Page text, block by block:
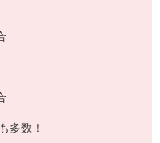
くご愛飲いただいてい
ミュニケーションをとるこ
ム
届け準備
多数！